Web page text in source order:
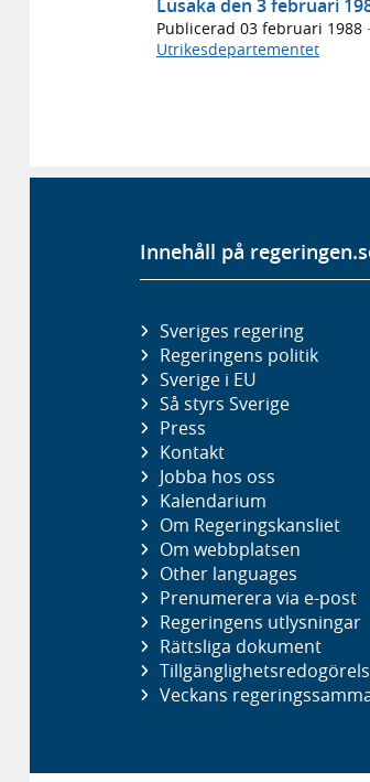
Lusaka den 3 februari
Publicerad 03 februari 1988 ·
Utrikesdepartementet
Innehåll på
Sveriges regering
Regeringens politik
Sverige i EU
Så styrs Sverige
Press
Kontakt
Jobba hos oss
Kalendarium
Om Regeringskansliet
Om webbplatsen
Other languages
Prenumerera via e-post
Regeringens utlysningar
Rättsliga dokument
Veckans